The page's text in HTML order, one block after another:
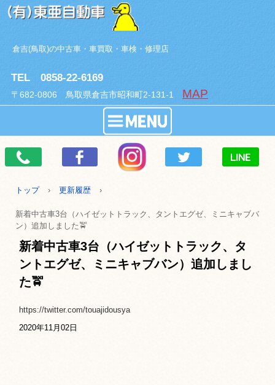
倉吉(鳥取)の中古車・車買取・車検・修理店
TEL 0858-22-6169
〒682-0806 鳥取県倉吉市昭和町2-131-1 MAP
トップ › 更新履歴 ›
新着中古車3台（ハイゼットトラック、タントエグゼ、ミニキャブバ
ン）追加しました🚖
新着中古車3台（ハイゼットトラック、タ
ントエグゼ、ミニキャブバン）追加しまし
た🚖
https://twitter.com/touajidousya
2020年11月02日